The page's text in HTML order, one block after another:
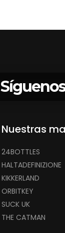
Nuestras
24BOTTLES
HALTADEFINIZIONE
KIKKERLAND
ORBITKEY
SUCK UK
THE CATMAN